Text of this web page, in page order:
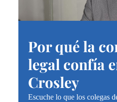
Por qué la
legal confía
Crosley
Escuche lo que los colegas